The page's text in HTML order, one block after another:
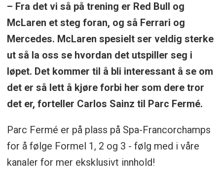
– Fra det vi så på trening er Red Bull og
McLaren et steg foran, og så Ferrari og
Mercedes. McLaren spesielt ser veldig sterke
ut så la oss se hvordan det utspiller seg i
løpet. Det kommer til å bli interessant å se om
det er så lett å kjøre forbi her som dere tror
det er, forteller Carlos Sainz til Parc Fermé.
Parc Fermé er på plass på Spa-Francorchamps
for å følge Formel 1, 2 og 3 - følg med i våre
kanaler for mer eksklusivt innhold!